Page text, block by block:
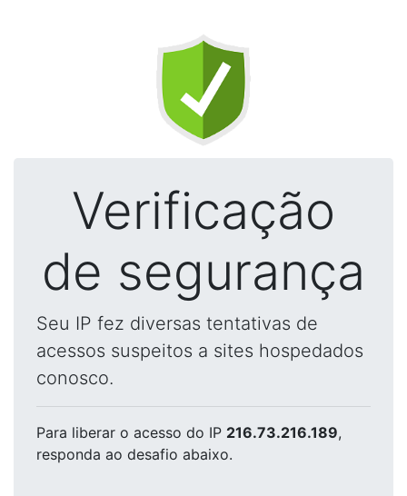
Verificação
de segurança
Seu IP fez diversas tentativas de
acessos suspeitos a sites hospedados
conosco.
Para liberar o acesso do IP 216.73.216.189,
responda ao desafio abaixo.